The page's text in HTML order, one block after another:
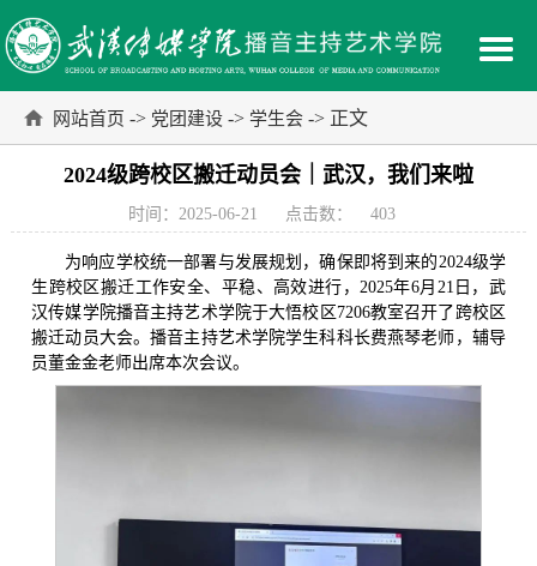
网站首页 -> 党团建设 -> 学生会 -> 正文
2024级跨校区搬迁动员会｜武汉，我们来啦
时间：2025-06-21 点击数： 403
为响应学校统一部署与发展规划，确保即将到来的2024级学
生跨校区搬迁工作安全、平稳、高效进行，2025年6月21日，武
汉传媒学院播音主持艺术学院于大悟校区7206教室召开了跨校区
搬迁动员大会。播音主持艺术学院学生科科长费燕琴老师，辅导
员董金金老师出席本次会议。